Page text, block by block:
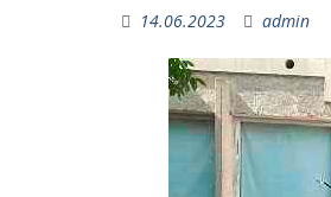
14.06.2023 admin